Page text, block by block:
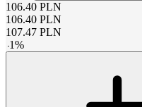
106.40 PLN
106.40 PLN
107.47 PLN
-1%